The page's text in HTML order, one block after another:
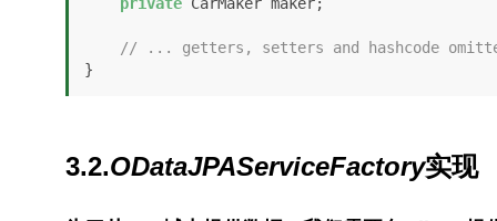
private CarMaker maker;
// ... getters, setters and hashcode
}
3.2.ODataJPAServiceFactory实现